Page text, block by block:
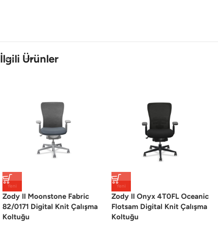
İlgili Ürünler
Yeni
Zody II Moonstone Fabric
82/0171 Digital Knit Çalışma
Koltuğu
Yeni
Zody II Onyx 4T0FL Oceanic
Flotsam Digital Knit Çalışma
Koltuğu